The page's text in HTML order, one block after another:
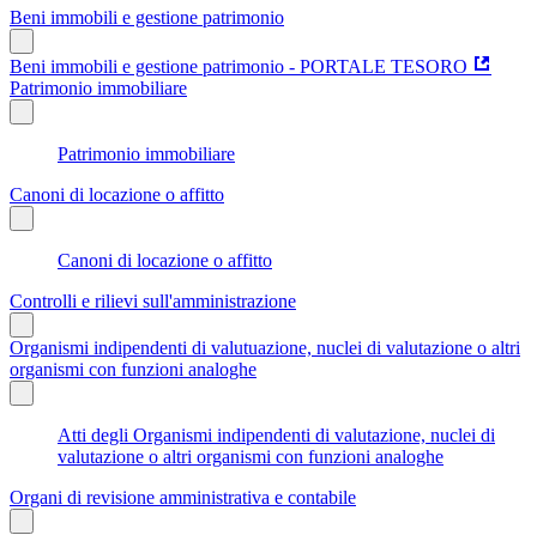
Beni immobili e gestione patrimonio
Beni immobili e gestione patrimonio - PORTALE TESORO
Patrimonio immobiliare
Patrimonio immobiliare
Canoni di locazione o affitto
Canoni di locazione o affitto
Controlli e rilievi sull'amministrazione
Organismi indipendenti di valutuazione, nuclei di valutazione o altri
organismi con funzioni analoghe
Atti degli Organismi indipendenti di valutazione, nuclei di
valutazione o altri organismi con funzioni analoghe
Organi di revisione amministrativa e contabile